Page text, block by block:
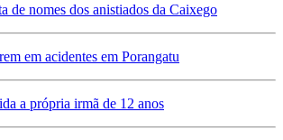
de nomes dos anistiados da Caixego
em acidentes em Porangatu
a própria irmã de 12 anos